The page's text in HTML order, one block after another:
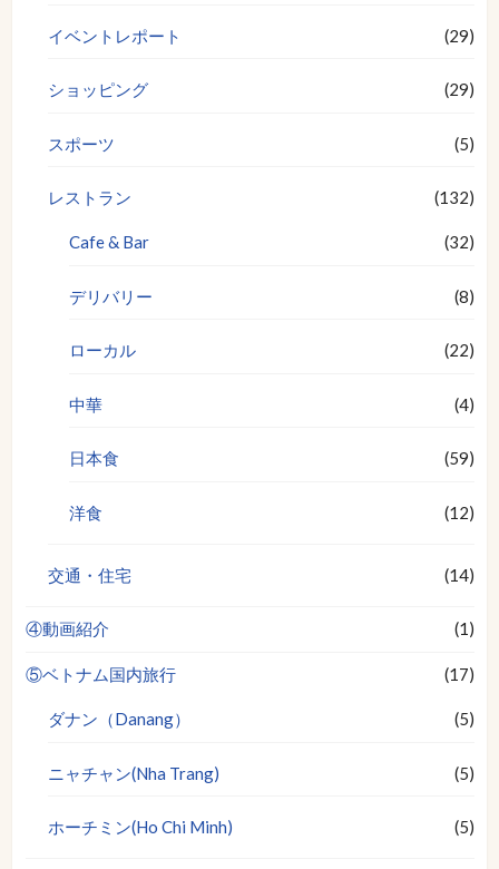
イベントレポート (29)
ショッピング (29)
スポーツ (5)
レストラン (132)
Cafe & Bar (32)
デリバリー (8)
ローカル (22)
中華 (4)
日本食 (59)
洋食 (12)
交通・住宅 (14)
④動画紹介 (1)
⑤ベトナム国内旅行 (17)
ダナン（Danang） (5)
ニャチャン(Nha Trang) (5)
ホーチミン(Ho Chi Minh) (5)